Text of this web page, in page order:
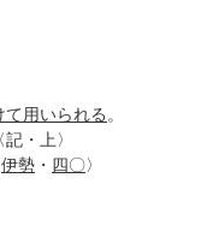
て用いられる 。
・上〉
伊勢 ・ 四〇〉